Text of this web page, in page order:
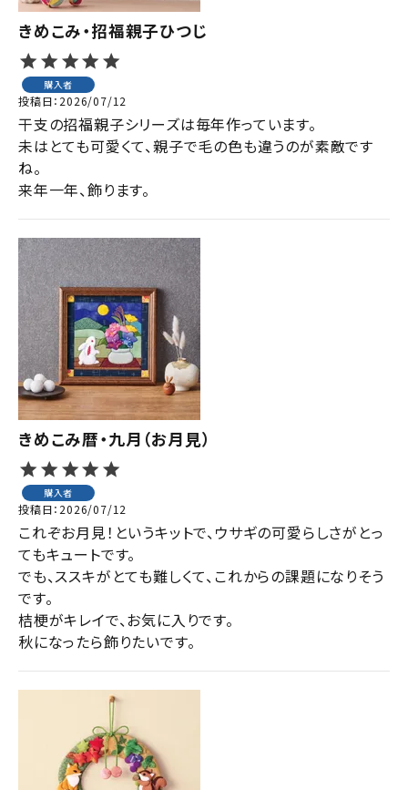
実店舗案内
デイサービス／
介護施設関係の方へ
最新のチラシはこちら
お問い合わせ
ACCOUNT MENU
meeting_room ログイン person 会員登録
きめこみ・招福親子ひつじ
購入者
投稿日 2026/07/12
干支の招福親子シリーズは毎年作っています。
未はとても可愛くて、親子で毛の色も違うのが素敵です
ね。
来年一年、飾ります。
きめこみ暦・九月（お月見）
購入者
投稿日 2026/07/12
これぞお月見！というキットで、ウサギの可愛らしさがとっ
てもキュートです。
でも、ススキがとても難しくて、これからの課題になりそう
です。
桔梗がキレイで、お気に入りです。
秋になったら飾りたいです。